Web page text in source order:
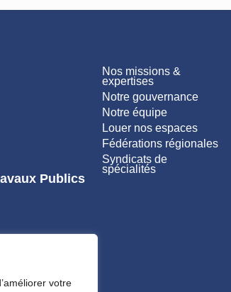
votre
Publics
Nos missions &
expertises
Notre gouvernance
Notre équipe
Louer nos espaces
Fédérations régionales
Syndicats de
spécialités